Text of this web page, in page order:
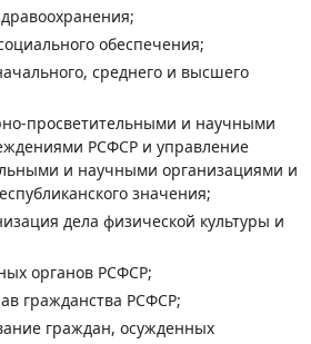
обеспечения;
среднего и высшего
просветительными и научными
РСФСР и управление
и научными организациями и
значения;
дела физической культуры и
органов РСФСР;
гражданства РСФСР;
граждан, осужденных